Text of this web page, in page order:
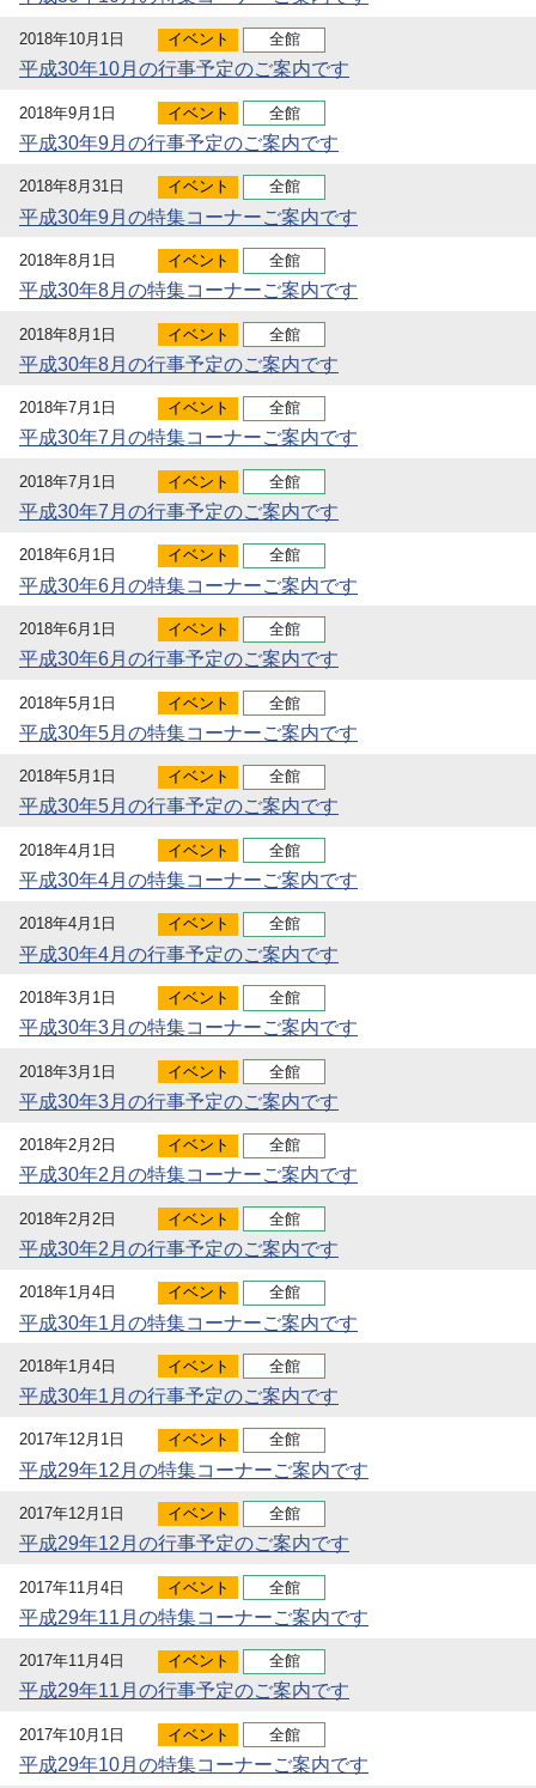
2018年10月1日 イベント 全館
平成30年10月の行事予定のご案内です
2018年9月1日 イベント 全館
平成30年9月の行事予定のご案内です
2018年8月31日 イベント 全館
平成30年9月の特集コーナーご案内です
2018年8月1日 イベント 全館
平成30年8月の特集コーナーご案内です
2018年8月1日 イベント 全館
平成30年8月の行事予定のご案内です
2018年7月1日 イベント 全館
平成30年7月の特集コーナーご案内です
2018年7月1日 イベント 全館
平成30年7月の行事予定のご案内です
2018年6月1日 イベント 全館
平成30年6月の特集コーナーご案内です
2018年6月1日 イベント 全館
平成30年6月の行事予定のご案内です
2018年5月1日 イベント 全館
平成30年5月の特集コーナーご案内です
2018年5月1日 イベント 全館
平成30年5月の行事予定のご案内です
2018年4月1日 イベント 全館
平成30年4月の特集コーナーご案内です
2018年4月1日 イベント 全館
平成30年4月の行事予定のご案内です
2018年3月1日 イベント 全館
平成30年3月の特集コーナーご案内です
2018年3月1日 イベント 全館
平成30年3月の行事予定のご案内です
2018年2月2日 イベント 全館
平成30年2月の特集コーナーご案内です
2018年2月2日 イベント 全館
平成30年2月の行事予定のご案内です
2018年1月4日 イベント 全館
平成30年1月の特集コーナーご案内です
2018年1月4日 イベント 全館
平成30年1月の行事予定のご案内です
2017年12月1日 イベント 全館
平成29年12月の特集コーナーご案内です
2017年12月1日 イベント 全館
平成29年12月の行事予定のご案内です
2017年11月4日 イベント 全館
平成29年11月の特集コーナーご案内です
2017年11月4日 イベント 全館
平成29年11月の行事予定のご案内です
2017年10月1日 イベント 全館
平成29年10月の特集コーナーご案内です